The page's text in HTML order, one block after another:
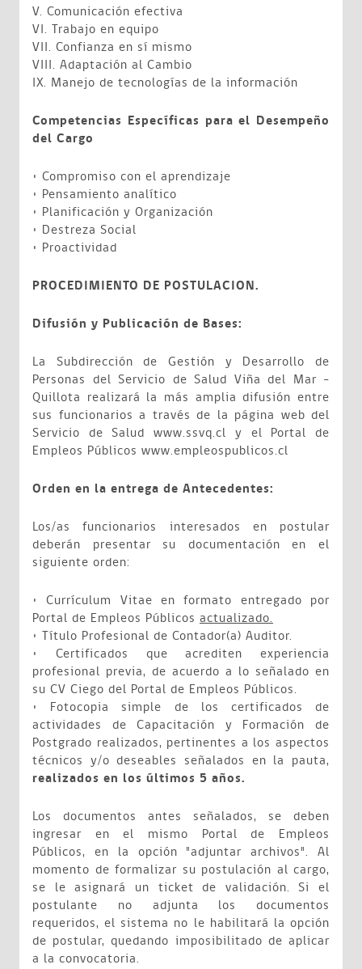
V. Comunicación efectiva
VI. Trabajo en equipo
VII. Confianza en sí mismo
VIII. Adaptación al Cambio
IX. Manejo de tecnologías de la información
Competencias Específicas para el Desempeño
del Cargo
• Compromiso con el aprendizaje
• Pensamiento analítico
• Planificación y Organización
• Destreza Social
• Proactividad
PROCEDIMIENTO DE POSTULACION.
Difusión y Publicación de Bases:
La Subdirección de Gestión y Desarrollo de
Personas del Servicio de Salud Viña del Mar -
Quillota realizará la más amplia difusión entre
sus funcionarios a través de la página web del
Servicio de Salud www.ssvq.cl y el Portal de
Empleos Públicos www.empleospublicos.cl
Orden en la entrega de Antecedentes:
Los/as funcionarios interesados en postular
deberán presentar su documentación en el
siguiente orden:
• Currículum Vitae en formato entregado por
Portal de Empleos Públicos actualizado.
• Título Profesional de Contador(a) Auditor.
• Certificados que acrediten experiencia
profesional previa, de acuerdo a lo señalado en
su CV Ciego del Portal de Empleos Públicos.
• Fotocopia simple de los certificados de
actividades de Capacitación y Formación de
Postgrado realizados, pertinentes a los aspectos
técnicos y/o deseables señalados en la pauta,
realizados en los últimos 5 años.
Los documentos antes señalados, se deben
ingresar en el mismo Portal de Empleos
Públicos, en la opción "adjuntar archivos". Al
momento de formalizar su postulación al cargo,
se le asignará un ticket de validación. Si el
postulante no adjunta los documentos
requeridos, el sistema no le habilitará la opción
de postular, quedando imposibilitado de aplicar
a la convocatoria.